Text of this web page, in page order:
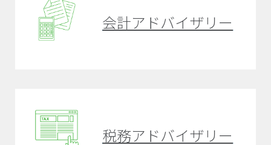
会計アドバイザリー
税務アドバイザリー